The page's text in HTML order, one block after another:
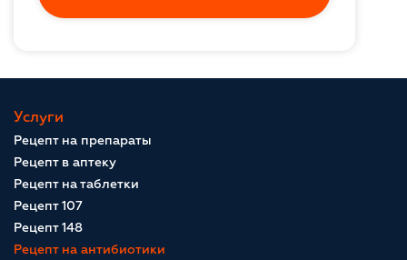
Услуги
Рецепт на препараты
Рецепт в аптеку
Рецепт на таблетки
Рецепт 107
Рецепт 148
Рецепт на антибиотики